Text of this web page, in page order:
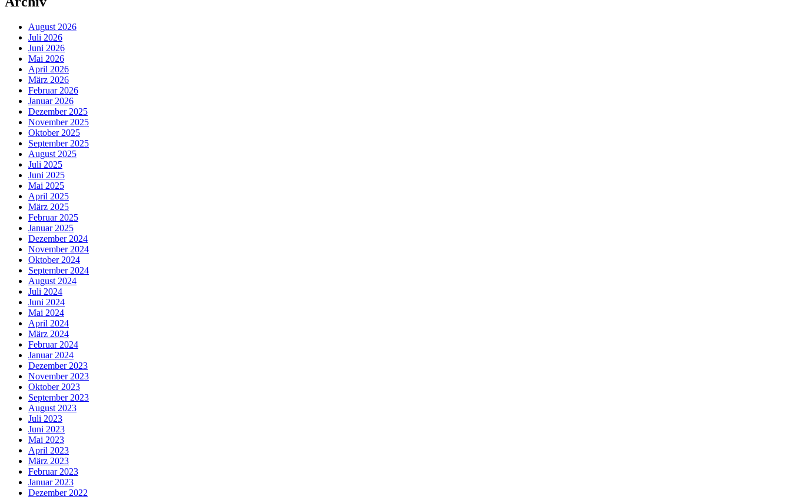
August 2026
Juli 2026
Juni 2026
Mai 2026
April 2026
März 2026
Februar 2026
Januar 2026
Dezember 2025
November 2025
Oktober 2025
September 2025
August 2025
Juli 2025
Juni 2025
Mai 2025
April 2025
März 2025
Februar 2025
Januar 2025
Dezember 2024
November 2024
Oktober 2024
September 2024
August 2024
Juli 2024
Juni 2024
Mai 2024
April 2024
März 2024
Februar 2024
Januar 2024
Dezember 2023
November 2023
Oktober 2023
September 2023
August 2023
Juli 2023
Juni 2023
Mai 2023
April 2023
März 2023
Februar 2023
Januar 2023
Dezember 2022